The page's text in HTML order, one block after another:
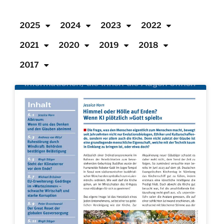
2025 2024 2023 2022
2021 2020 2019 2018
2017